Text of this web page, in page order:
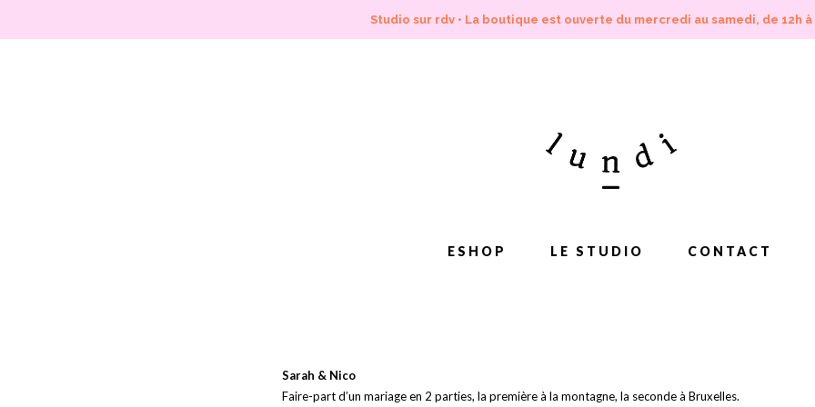
Studio sur rdv • La boutique est ouverte du mercredi au samedi, de 12h à
ESHOP LE STUDIO CONTACT
Sarah & Nico
Faire-part d’un mariage en 2 parties, la première à la montagne, la seconde à Bruxelles.